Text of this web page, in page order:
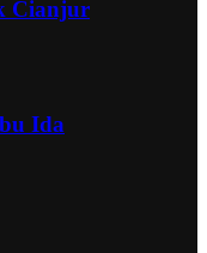
Cianjur
Ida